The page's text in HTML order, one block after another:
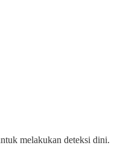
melakukan deteksi dini.